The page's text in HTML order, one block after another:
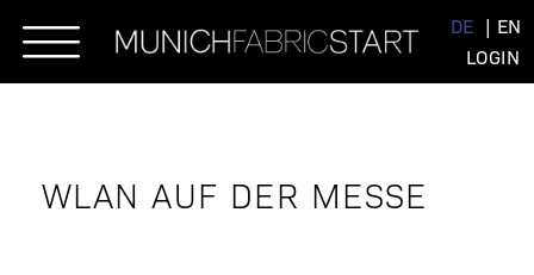
DE
EN
LOGIN
WLAN AUF DER MESSE